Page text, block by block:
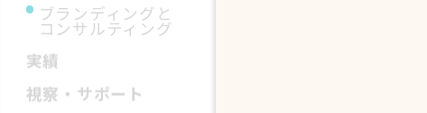
ブランディングと
コンサルティング
実績
視察・サポート